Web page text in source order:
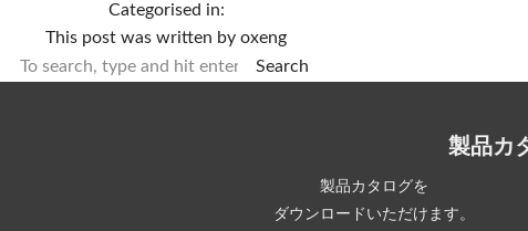
Categorised in:
This post was written by oxeng
Search
製品カ
製品カタログを
ダウンロードいただけます。